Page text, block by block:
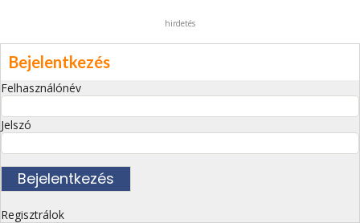
hirdetés
Bejelentkezés
Felhasználónév
Jelszó
Regisztrálok